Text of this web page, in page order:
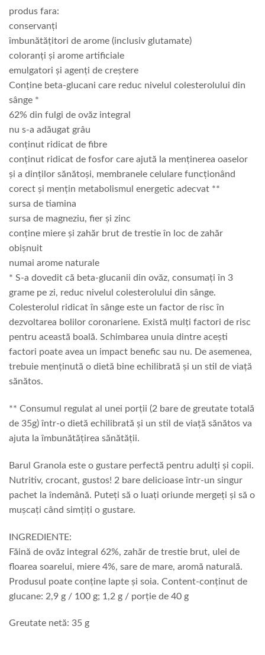
produs fara:
conservanți
îmbunătățitori de arome (inclusiv glutamate)
coloranți și arome artificiale
emulgatori și agenți de creștere
Conține beta-glucani care reduc nivelul colesterolului din
sânge *
62% din fulgi de ovăz integral
nu s-a adăugat grâu
conținut ridicat de fibre
conținut ridicat de fosfor care ajută la menținerea oaselor
și a dinților sănătoși, membranele celulare funcționând
corect și mențin metabolismul energetic adecvat **
sursa de tiamina
sursa de magneziu, fier și zinc
conține miere și zahăr brut de trestie în loc de zahăr
obișnuit
numai arome naturale
* S-a dovedit că beta-glucanii din ovăz, consumați în 3
grame pe zi, reduc nivelul colesterolului din sânge.
Colesterolul ridicat în sânge este un factor de risc în
dezvoltarea bolilor coronariene. Există mulți factori de risc
pentru această boală. Schimbarea unuia dintre acești
factori poate avea un impact benefic sau nu. De asemenea,
trebuie menținută o dietă bine echilibrată și un stil de viață
sănătos.
** Consumul regulat al unei porții (2 bare de greutate totală
de 35g) într-o dietă echilibrată și un stil de viață sănătos va
ajuta la îmbunătățirea sănătății.
Barul Granola este o gustare perfectă pentru adulți și copii.
Nutritiv, crocant, gustos! 2 bare delicioase într-un singur
pachet la îndemână. Puteți să o luați oriunde mergeți și să o
mușcați când simțiți o gustare.
INGREDIENTE:
Făină de ovăz integral 62%, zahăr de trestie brut, ulei de
floarea soarelui, miere 4%, sare de mare, aromă naturală.
Produsul poate conține lapte și soia. Content-conținut de
glucane: 2,9 g / 100 g; 1,2 g / porție de 40 g
Greutate netă: 35 g